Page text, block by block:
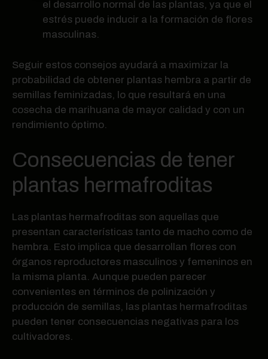
el desarrollo normal de las plantas, ya que el
estrés puede inducir a la formación de flores
masculinas.
Seguir estos consejos ayudará a maximizar la
probabilidad de obtener plantas hembra a partir de
semillas feminizadas, lo que resultará en una
cosecha de marihuana de mayor calidad y con un
rendimiento óptimo.
Consecuencias de tener
plantas hermafroditas
Las plantas hermafroditas son aquellas que
presentan características tanto de macho como de
hembra. Esto implica que desarrollan flores con
órganos reproductores masculinos y femeninos en
la misma planta. Aunque pueden parecer
convenientes en términos de polinización y
producción de semillas, las plantas hermafroditas
pueden tener consecuencias negativas para los
cultivadores.